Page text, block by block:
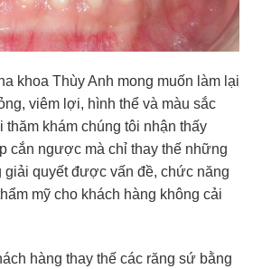
khoa Thùy Anh mong muốn làm lại
viêm lợi, hình thể và màu sắc
thăm khám chúng tôi nhận thấy
cắn ngược mà chỉ thay thế những
giải quyết được vấn đề, chức năng
mỹ cho khách hàng không cải
hàng thay thế các răng sứ bằng